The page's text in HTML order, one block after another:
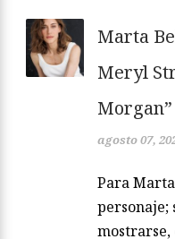
Marta
Meryl
Morgan”
agosto 07,
Para
personaje;
mostrarse,